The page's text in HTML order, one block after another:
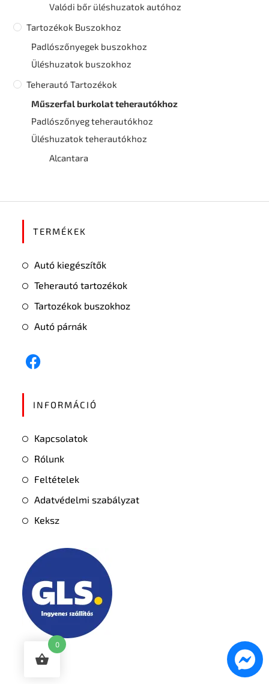
Valódi bőr üléshuzatok autóhoz
Tartozékok Buszokhoz
Padlószőnyegek buszokhoz
Üléshuzatok buszokhoz
Teherautó Tartozékok
Műszerfal burkolat teherautókhoz
Padlószőnyeg teherautókhoz
Üléshuzatok teherautókhoz
Alcantara
TERMÉKEK
Autó kiegészítők
Teherautó tartozékok
Tartozékok buszokhoz
Autó párnák
INFORMÁCIÓ
Kapcsolatok
Rólunk
Feltételek
Adatvédelmi szabályzat
Keksz
0